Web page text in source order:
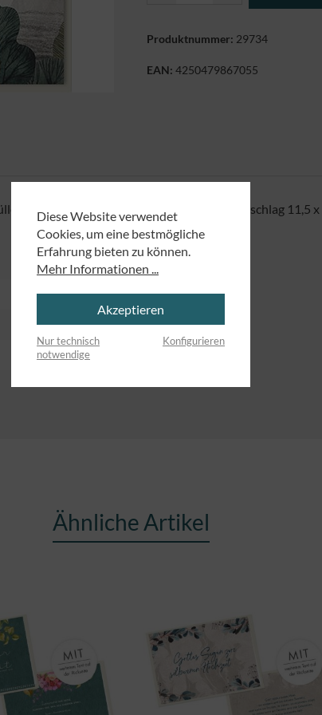
Produktnummer: 29734
EAN: 4250479867055
im Format 10,5 x 14,8 cm (Format inkl. Umschlag 11,5 x
Ähnliche Artikel
Diese Website verwendet
Cookies, um eine bestmögliche
Erfahrung bieten zu können.
Mehr Informationen ...
Akzeptieren
Nur technisch
notwendige
Konfigurieren